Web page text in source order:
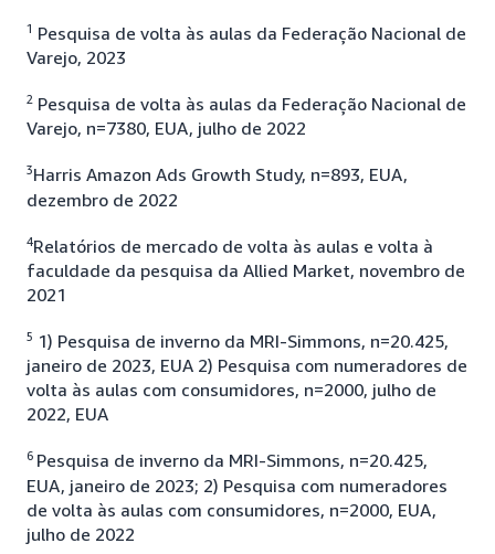
1 Pesquisa de volta às aulas da Federação Nacional de
Varejo, 2023
2 Pesquisa de volta às aulas da Federação Nacional de
Varejo, n=7380, EUA, julho de 2022
3Harris Amazon Ads Growth Study, n=893, EUA,
dezembro de 2022
4Relatórios de mercado de volta às aulas e volta à
faculdade da pesquisa da Allied Market, novembro de
2021
5 1) Pesquisa de inverno da MRI-Simmons, n=20.425,
janeiro de 2023, EUA 2) Pesquisa com numeradores de
volta às aulas com consumidores, n=2000, julho de
2022, EUA
6 Pesquisa de inverno da MRI-Simmons, n=20.425,
EUA, janeiro de 2023; 2) Pesquisa com numeradores
de volta às aulas com consumidores, n=2000, EUA,
julho de 2022